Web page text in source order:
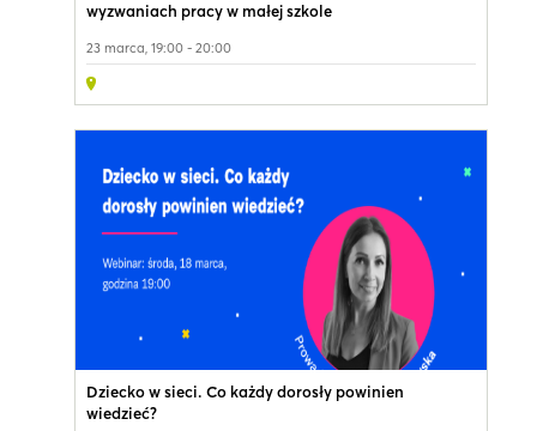
wyzwaniach pracy w małej szkole
23 marca, 19:00 - 20:00
Dziecko w sieci. Co każdy dorosły powinien
wiedzieć?